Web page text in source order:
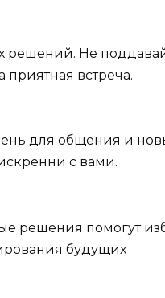
решений. Не
встреча.
для общения и
с вами.
решения помогут
будущих